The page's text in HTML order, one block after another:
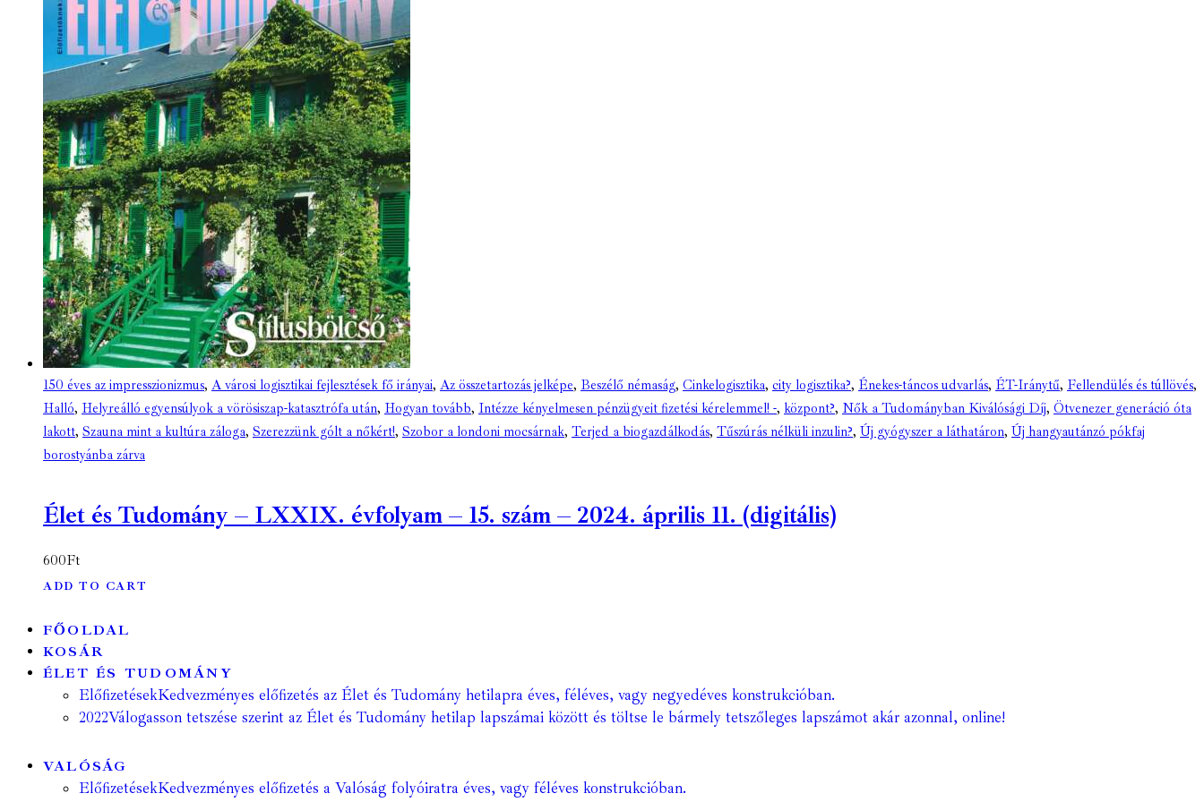
150 éves az impresszionizmus, A városi logisztikai fejlesztések fő irányai, Az összetartozás jelképe, Beszélő némaság, Cinkelogisztika, city logisztika?, Énekes-táncos udvarlás, ÉT-Iránytű, Fellendülés és túllövés,
Halló, Helyreálló egyensúlyok a vörösiszap-katasztrófa után, Hogyan tovább, Intézze kényelmesen pénzügyeit fizetési kérelemmel! -, központ?, Nők a Tudományban Kiválósági Díj, Ötvenezer generáció óta
lakott, Szauna mint a kultúra záloga, Szerezzünk gólt a nőkért!, Szobor a londoni mocsárnak, Terjed a biogazdálkodás, Tűszúrás nélküli inzulin?, Új gyógyszer a láthatáron, Új hangyautánzó pókfaj
borostyánba zárva
Élet és Tudomány – LXXIX. évfolyam – 15. szám – 2024. április 11. (digitális)
600Ft
ADD TO CART
FŐOLDAL
KOSÁR
ÉLET ÉS TUDOMÁNY
ElőfizetésekKedvezményes előfizetés az Élet és Tudomány hetilapra éves, féléves, vagy negyedéves konstrukcióban.
2022Válogasson tetszése szerint az Élet és Tudomány hetilap lapszámai között és töltse le bármely tetszőleges lapszámot akár azonnal, online!
VALÓSÁG
ElőfizetésekKedvezményes előfizetés a Valóság folyóiratra éves, vagy féléves konstrukcióban.